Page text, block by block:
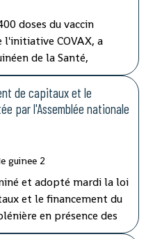
doses du vaccin
l'initiative COVAX, a
de la Santé,
la radio nationale.
de capitaux et le
par l'Assemblée nationale
et adopté mardi la loi
et le financement du
en présence des